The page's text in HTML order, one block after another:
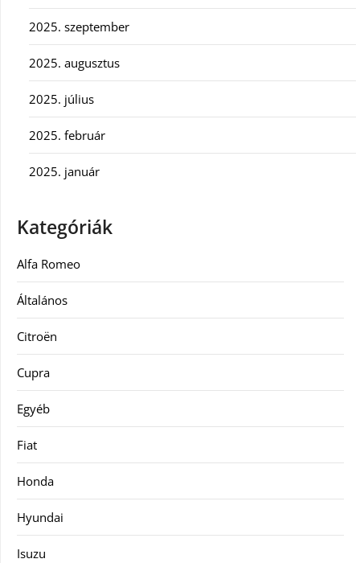
2025. szeptember
2025. augusztus
2025. július
2025. február
2025. január
Kategóriák
Alfa Romeo
Általános
Citroën
Cupra
Egyéb
Fiat
Honda
Hyundai
Isuzu